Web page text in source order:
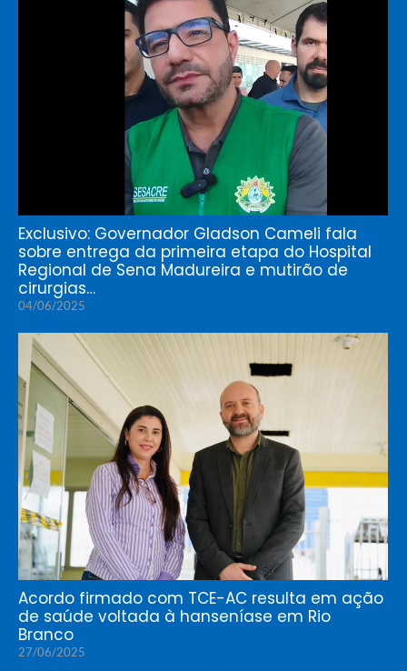
Exclusivo: Governador Gladson Cameli fala
sobre entrega da primeira etapa do Hospital
Regional de Sena Madureira e mutirão de
cirurgias…
04/06/2025
Acordo firmado com TCE-AC resulta em ação
de saúde voltada à hanseníase em Rio
Branco
27/06/2025